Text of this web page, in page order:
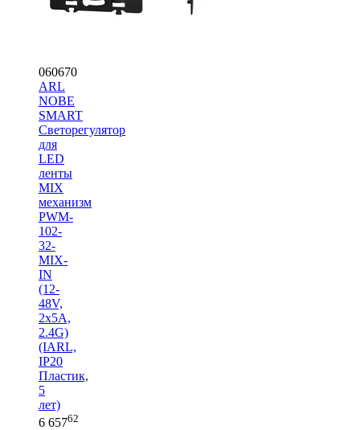
060670
ARL
NOBE
SMART
Светорегулятор
для
LED
ленты
MIX
механизм
PWM-
102-
32-
MIX-
IN
(12-
48V,
2x5A,
2.4G)
(IARL,
IP20
Пластик,
5
лет)
6 65762